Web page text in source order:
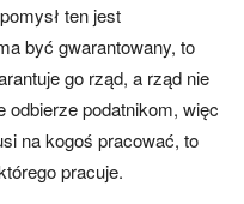
ten jest
być gwarantowany, to
go rząd, a rząd nie
odbierze podatnikom, więc
na kogoś pracować, to
pracuje.